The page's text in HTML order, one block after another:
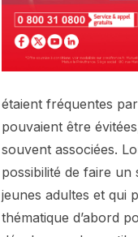
étaient fréquentes
pouvaient être
souvent associées.
possibilité de faire un
jeunes adultes et qui
thématique d’abord